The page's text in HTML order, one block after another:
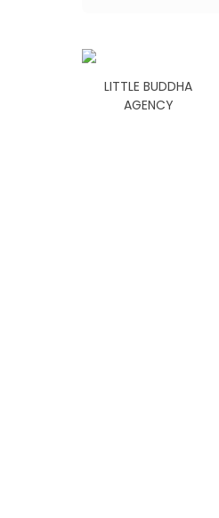
LITTLE BUDDHA
AGENCY